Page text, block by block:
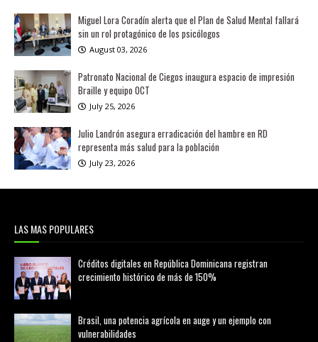
Miguel Lora Coradín alerta que el Plan de Salud Mental fallará
sin un rol protagónico de los psicólogos
August 03, 2026
Patronato Nacional de Ciegos inaugura espacio de impresión
Braille y equipo OCT
July 25, 2026
Julio Landrón asegura erradicación del hambre en RD
representa más salud para la población
July 23, 2026
LAS MAS POPULARES
Créditos digitales en República Dominicana registran
crecimiento histórico de más de 150%
Brasil, una potencia agrícola en auge y un ejemplo con
vulnerabilidades